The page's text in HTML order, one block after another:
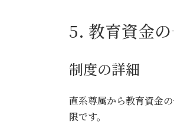
5. 教育資金の
制度の詳細
直系尊属から教育資金
限です。